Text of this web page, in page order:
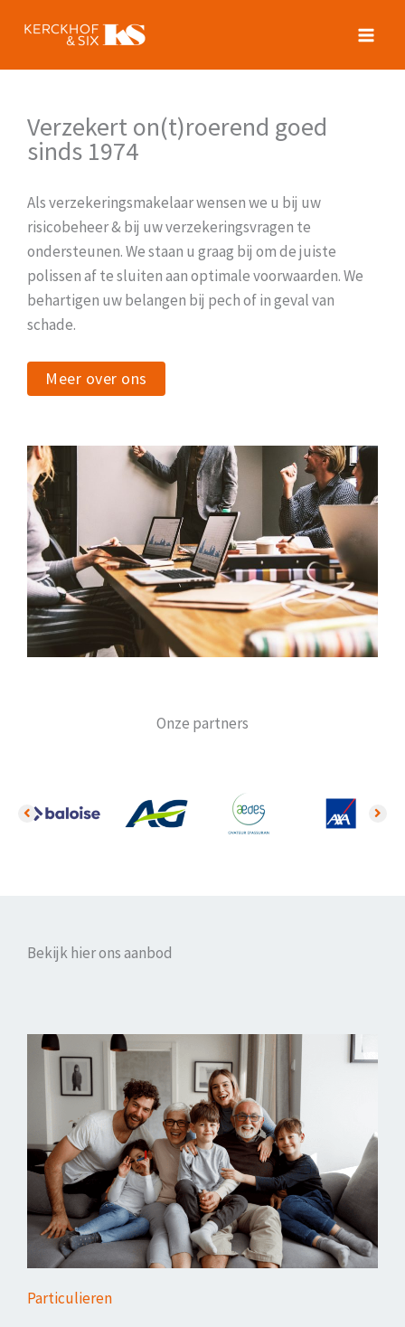
naar
Verzekert on(t)roerend goed
sinds 1974
Als verzekeringsmakelaar wensen we u bij uw
risicobeheer & bij uw verzekeringsvragen te
ondersteunen. We staan u graag bij om de juiste
polissen af te sluiten aan optimale voorwaarden. We
behartigen uw belangen bij pech of in geval van
schade.
Meer over ons
Onze partners
Bekijk hier ons aanbod
Particulieren